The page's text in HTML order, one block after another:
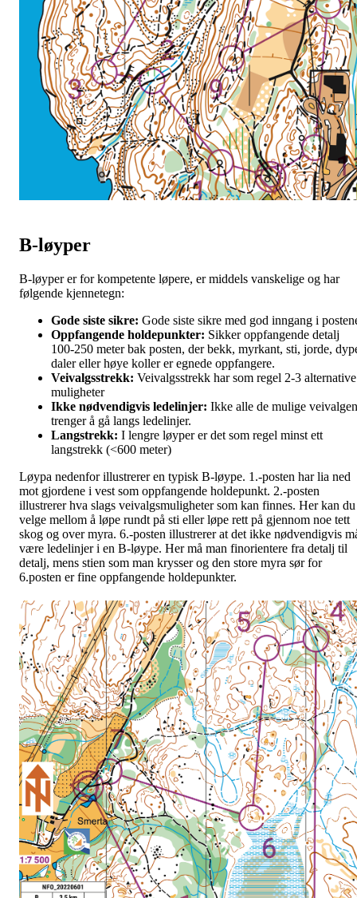
B-løyper
B-løyper er for kompetente løpere, er middels vanskelige og har
følgende kjennetegn:
Gode siste sikre: Gode siste sikre med god inngang i
Oppfangende holdepunkter: Sikker oppfangende detalj
100-250 meter bak posten, der bekk, myrkant, sti, jorde,
daler eller høye koller er egnede oppfangere.
Veivalgsstrekk: Veivalgsstrekk har som regel 2-3 alternative
muligheter
Ikke nødvendigvis ledelinjer: Ikke alle de mulige
trenger å gå langs ledelinjer.
Langstrekk: I lengre løyper er det som regel minst ett
langstrekk (<600 meter)
Løypa nedenfor illustrerer en typisk B-løype. 1.-posten har lia ned
mot gjordene i vest som oppfangende holdepunkt. 2.-posten
illustrerer hva slags veivalgsmuligheter som kan finnes. Her kan du
velge mellom å løpe rundt på sti eller løpe rett på gjennom noe tett
skog og over myra. 6.-posten illustrerer at det ikke nødvendigvis
være ledelinjer i en B-løype. Her må man finorientere fra detalj til
detalj, mens stien som man krysser og den store myra sør for
6.posten er fine oppfangende holdepunkter.